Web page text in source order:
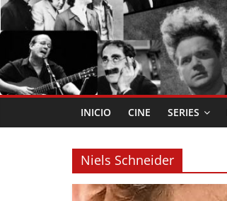
INICIO CINE SERIES
Niels Schneider